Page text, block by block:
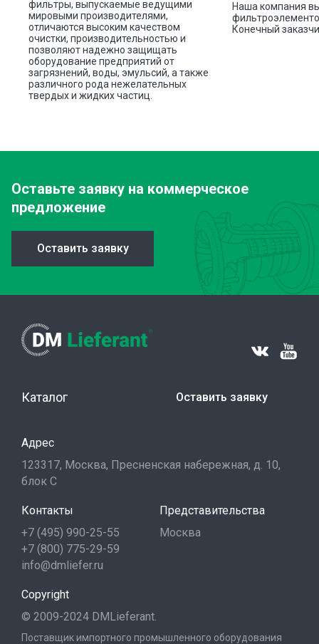
фильтры, выпускаемые ведущими
мировыми производителями,
отличаются высоким качеством
очистки, производительностью и
позволяют надежно защищать
оборудование предприятий от
загрязнений, воды, эмульсий, а также
различного рода нежелательных
твердых и жидких частиц.
Наша компания
Конечный
Оставьте заявку на коммерческое
предложение
Оставить заявку
Каталог Оставить заявку
Адрес
123317, Москва, Пресненская набережная, д. 10,
блок С
Контакты
+7 (495) 990-25-55
+7 (800) 775-29-59
info@dmliefer.ru
Представительства
Москва
Copyright
© 2009-2024 DMLieferant.
Поставщик импортного промышленного оборудования